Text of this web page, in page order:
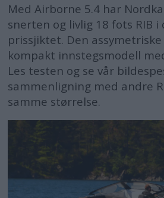
Med Airborne 5.4 har
snerten og livlig 18 fots RIB i
prissjiktet. Den assymetriske
kompakt innstegsmodell
Les testen og se vår
sammenligning med andre
samme størrelse.